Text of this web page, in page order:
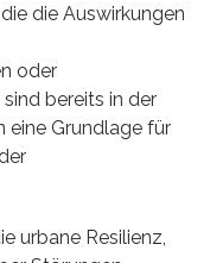
die Auswirkungen
oder
bereits in der
Grundlage für
urbane Resilienz,